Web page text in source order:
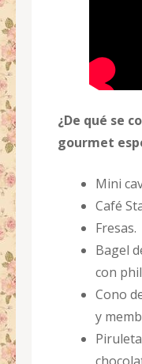
¿De qué se
gourmet
Mini
Café
Fresas.
Bagel
con
Cono
y